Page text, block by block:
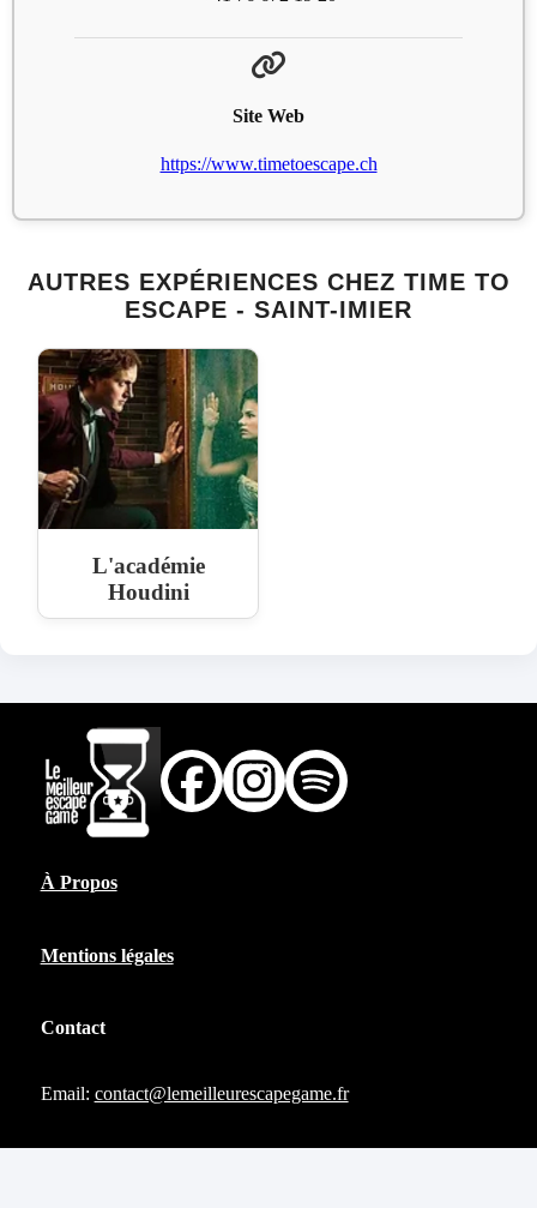
Site Web
https://www.timetoescape.ch
AUTRES EXPÉRIENCES CHEZ TIME TO
ESCAPE - SAINT-IMIER
L'académie
Houdini
À Propos
Mentions légales
Contact
Email: contact@lemeilleurescapegame.fr